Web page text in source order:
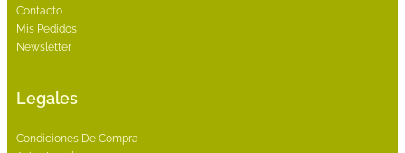
Contacto
Mis Pedidos
Newsletter
Legales
Condiciones De Compra